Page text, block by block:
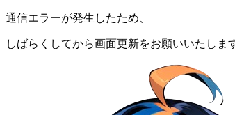
通信エラーが発生したため、
しばらくしてから画面更新をお願いいたしま